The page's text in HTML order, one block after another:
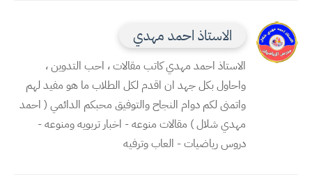
الاستاذ احمد مهدي
الاستاذ احمد مهدي كاتب مقالات ، احب التدوين ،
واحاول بكل جهد ان اقدم لكل الطلاب ما هو مفيد لهم
واتمنى لكم دوام النجاح والتوفيق محبكم الدائمي ( احمد
مهدي شلال ) مقالات منوعه - اخبار تربويه ومنوعه -
دروس رياضيات - العاب وترفيه